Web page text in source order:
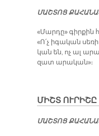
ՄԱՇ­ՏՈՑ
«Մար­դը» գիր­քին
«Ո՛չ ի­գա­կան
կան են, ոչ ալ
զատ ա­րա­կան»։
ՄԻՇՏ
ՄԱՇ­ՏՈՑ